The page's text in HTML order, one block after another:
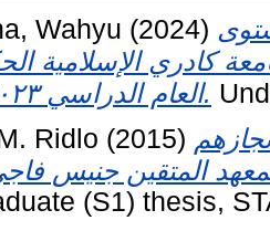
Wahyu (2024)
كادري الإسلامية
العام الدراسي ٢٠٢٣-٢٠٢٤ م.
Ridlo (2015)
(S1) thesis,